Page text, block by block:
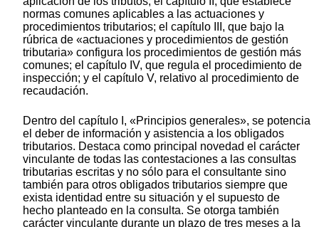
normas comunes aplicables a las actuaciones y
procedimientos tributarios; el capítulo III, que bajo la
rúbrica de «actuaciones y procedimientos de gestión
tributaria» configura los procedimientos de gestión más
comunes; el capítulo IV, que regula el procedimiento de
inspección; y el capítulo V, relativo al procedimiento de
recaudación.
Dentro del capítulo I, «Principios generales», se potencia
el deber de información y asistencia a los obligados
tributarios. Destaca como principal novedad el carácter
vinculante de todas las contestaciones a las consultas
tributarias escritas y no sólo para el consultante sino
también para otros obligados tributarios siempre que
exista identidad entre su situación y el supuesto de
hecho planteado en la consulta. Se otorga también
carácter vinculante durante un plazo de tres meses a la